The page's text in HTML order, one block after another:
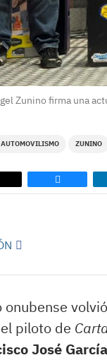
Zunino firma una
AUTOMOVILISMO ZUNINO
piloto de
José